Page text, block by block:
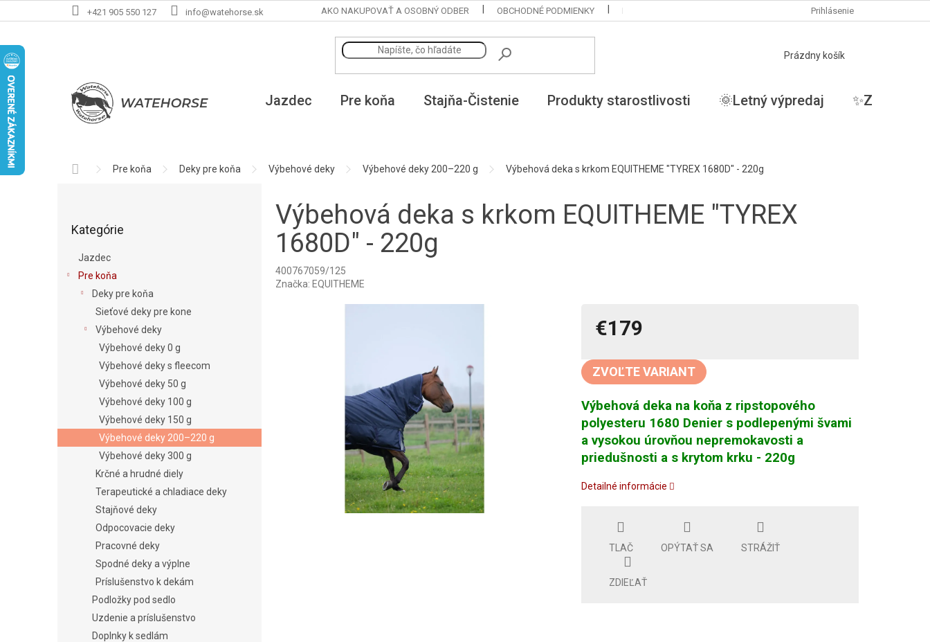
na
+421 905 550 127 info@watehorse.sk AKO NAKUPOVAŤ A OSOBNÝ ODBER OBCHODNÉ PODMIENKY PODMIENKY OCHRANY OSOBNÝCH ÚDAJOV MOJA OBJEDNÁVKA
Prihlásenie
NÁKUPNÝ
Prázdny košík
Jazdec Pre koňa Stajňa-Čistenie Produkty starostlivosti 🌞Letný výpredaj ✨ZĽAVY✨
DomovPre koňa Deky pre koňa Výbehové deky Výbehové deky 200–220 g Výbehová deka s krkom EQUITHEME "TYREX 1680D" - 220g
kategórie
Kategórie
Jazdec
Pre koňa
Deky pre koňa
Sieťové deky pre kone
Výbehové deky
Výbehové deky 0 g
Výbehové deky s fleecom
Výbehové deky 50 g
Výbehové deky 100 g
Výbehové deky 150 g
Výbehové deky 200–220 g
Výbehové deky 300 g
Krčné a hrudné diely
Terapeutické a chladiace deky
Stajňové deky
Odpocovacie deky
Pracovné deky
Spodné deky a výplne
Príslušenstvo k dekám
Podložky pod sedlo
Uzdenie a príslušenstvo
Doplnky k sedlám
Výbehová deka s krkom EQUITHEME "TYREX
1680D" - 220g
400767059/125
Značka: EQUITHEME
€179
cena:
ZVOĽTE VARIANT
Výbehová deka na koňa z ripstopového
polyesteru 1680 Denier s podlepenými švami
a vysokou úrovňou nepremokavosti a
priedušnosti a s krytom krku - 220g
Detailné informácie
TLAČ OPÝTAŤ SA STRÁŽIŤ
ZDIEĽAŤ